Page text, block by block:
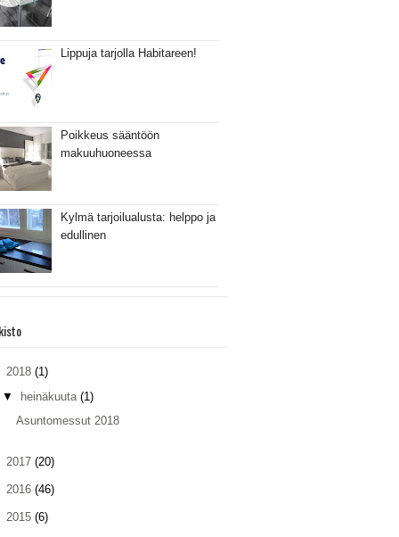
Lippuja tarjolla Habitareen!
Poikkeus sääntöön
makuuhuoneessa
Kylmä tarjoilualusta: helppo ja
edullinen
2018 (1)
▼ heinäkuuta (1)
Asuntomessut 2018
2017 (20)
2016 (46)
2015 (6)